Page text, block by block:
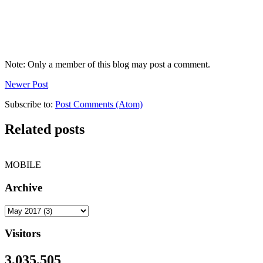
Note: Only a member of this blog may post a comment.
Newer Post
Subscribe to: Post Comments (Atom)
Related posts
MOBILE
Archive
Visitors